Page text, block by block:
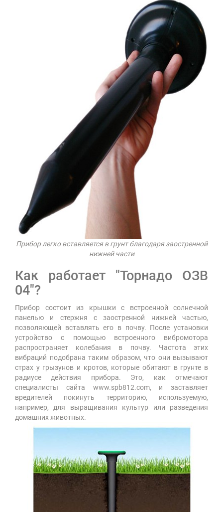
Прибор легко вставляется в грунт благодаря заостренной
нижней части
Как работает "Торнадо ОЗВ
04"?
Прибор состоит из крышки с встроенной солнечной
панелью и стержня с заостренной нижней частью,
позволяющей вставлять его в почву. После установки
устройство с помощью встроенного вибромотора
распространяет колебания в почву. Частота этих
вибраций подобрана таким образом, что они вызывают
страх у грызунов и кротов, которые обитают в грунте в
радиусе действия прибора. Это, как отмечают
специалисты сайта www.spb812.com, и заставляет
вредителей покинуть территорию, используемую,
например, для выращивания культур или разведения
домашних животных.